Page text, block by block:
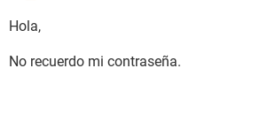
Hola,
No recuerdo mi contraseña.